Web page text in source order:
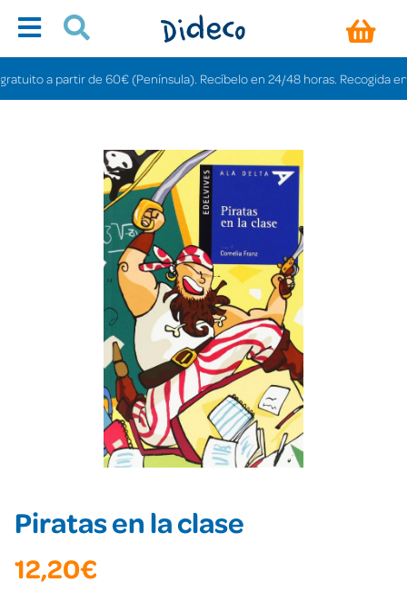
a partir de 60€ (Península). Recíbelo en 24/48 horas. Recogida en
Piratas en la clase
12,20€